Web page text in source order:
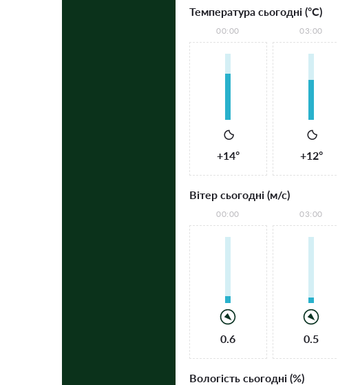
Температура сьогодні (°С)
00:00
+14°
03:00
+12°
Вітер сьогодні (м/с)
00:00
0.6
03:00
0.5
Вологість сьогодні (%)